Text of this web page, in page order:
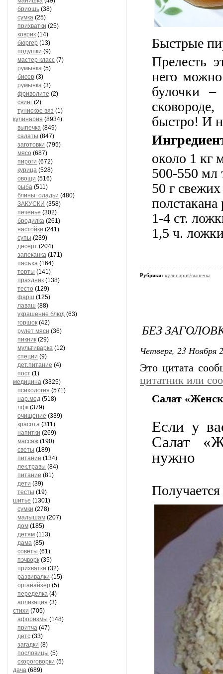
бриошь (38)
сумка (25)
прихватки (25)
коврик (14)
бюргер (13)
подушки (9)
мастер класс (7)
румынка (5)
бисер (3)
румынка (3)
фриволите (2)
свинг (2)
туниское вяз (1)
кулинария (8934)
выпечка (849)
салаты (847)
заготовки (795)
мясо (687)
пироги (672)
курица (528)
овощи (516)
рыба (511)
блины. оладьи (480)
ЗАКУСКИ (358)
печенье (302)
бродилка (261)
настойки (241)
супы (239)
десерт (204)
запеканка (171)
пасъха (164)
торты (141)
праздник (138)
тесто (129)
фарш (125)
лаваш (88)
украшение блюд (63)
горшок (42)
рулет мясн (36)
пикник (29)
мультиварка (12)
специи (9)
дет.питание (4)
пост (1)
медицина (3325)
психология (571)
нар.мед (518)
лфк (379)
очищение (339)
красота (311)
напитки (269)
массаж (190)
светы (189)
питание (134)
лек.травы (84)
питание (81)
дети (39)
тесты (19)
шитье (1301)
сумки (278)
малышам (207)
дом (185)
детям (113)
дама (85)
советы (61)
пэчворк (35)
прихватки (32)
развивалки (15)
органайзер (5)
переделка (4)
апликация (3)
стихи (705)
афоризмы (148)
притча (47)
детс (33)
загадки (8)
пословицы (5)
скороговорки (5)
дача (689)
Быстрые
Прелесть
него
булочки
быстро! И
около 1 кг
500-550 мл
50 г
1-4 ст.
1,5 ч.
Рубрики: кулинария/выпечка
БЕЗ
Четверг, 23 Ноября
Это цитата
цитатник или
Салат
Если у
Салат
нужно